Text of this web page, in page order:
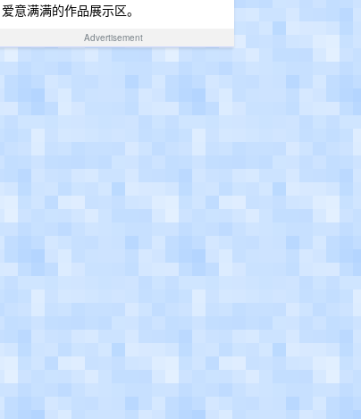
爱意满满的作品展示区。
Advertisement